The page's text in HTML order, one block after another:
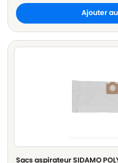
Ajouter
Sacs aspirateur SIDAMO